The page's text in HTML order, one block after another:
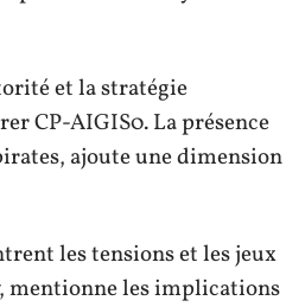
et la stratégie
CP-AIGIS0. La présence
ajoute une dimension
les tensions et les jeux
mentionne les implications